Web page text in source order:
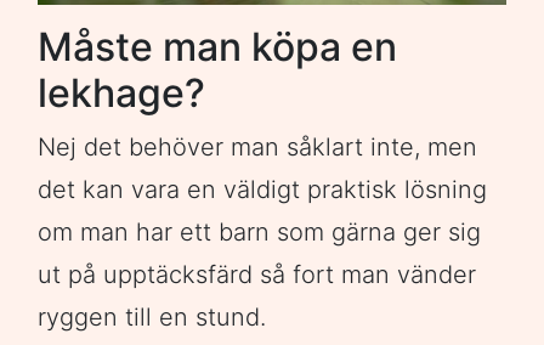
Måste man köpa en
lekhage?
Nej det behöver man såklart inte, men
det kan vara en väldigt praktisk lösning
om man har ett barn som gärna ger sig
ut på upptäcksfärd så fort man vänder
ryggen till en stund.